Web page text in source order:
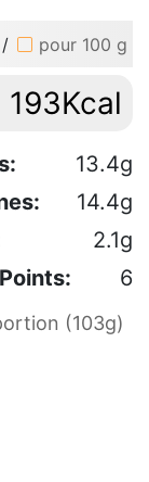
/ pour 100 g
193Kcal
13.4g
14.4g
2.1g
6
(103g)